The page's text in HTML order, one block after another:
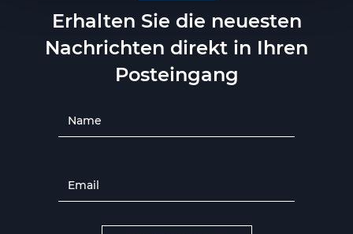
Erhalten Sie die neuesten
Nachrichten direkt in Ihren
Posteingang